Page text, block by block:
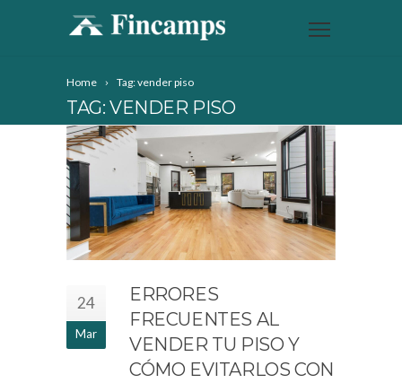
Home Tag: vender piso
TAG: VENDER PISO
24
Mar
ERRORES
FRECUENTES AL
VENDER TU PISO Y
CÓMO EVITARLOS CON